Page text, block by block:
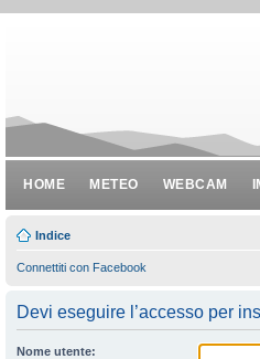
HOME METEO WEBCAM
Indice
Connettiti con Facebook
Devi eseguire l’accesso per
Nome utente: